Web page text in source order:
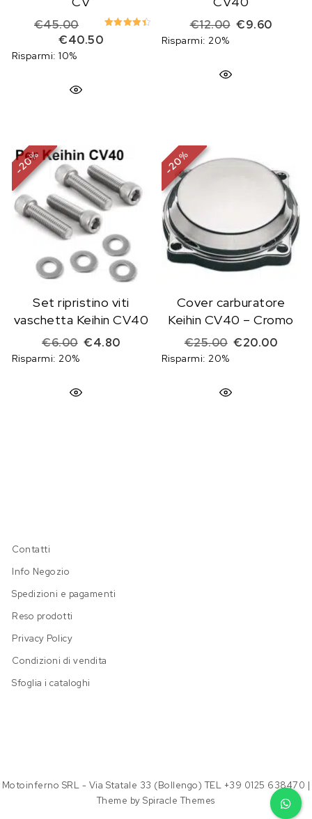
€45.00
Il prezzo originale era: €45.00.
€40.50Il prezzo attuale è: €40.50.
Risparmi: 10%
€12.00 Il prezzo
€9.60Il
Risparmi: 20%
-
20
%
Set ripristino viti
vaschetta Keihin CV40
€6.00 Il prezzo originale era: €6.00.
€4.80Il prezzo attuale è: €4.80.
Risparmi: 20%
-
20
%
Cover carburatore
Keihin CV40 – Cromo
€25.00 Il prezzo
€20.00Il
Risparmi: 20%
Contatti
Info Negozio
Spedizioni e pagamenti
Reso prodotti
Privacy Policy
Condizioni di vendita
Sfoglia i cataloghi
Motoinferno SRL - Via Statale 33 (Bollengo) TEL +39 0125 638470 |
Theme bySpiracle Themes